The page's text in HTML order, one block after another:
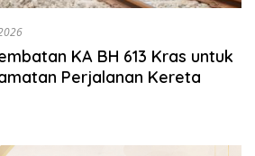
KA BH 613 Kras untuk
Perjalanan Kereta